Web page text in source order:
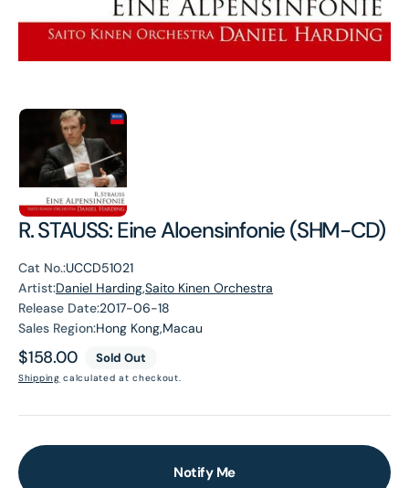
R. STAUSS: Eine Aloensinfonie (SHM-CD)
Cat No.:UCCD51021
Artist:Daniel Harding,Saito Kinen Orchestra
Release Date:2017-06-18
Sales Region:Hong Kong,Macau
Regular
price
$158.00 Sold Out
Shipping calculated at checkout.
Notify Me